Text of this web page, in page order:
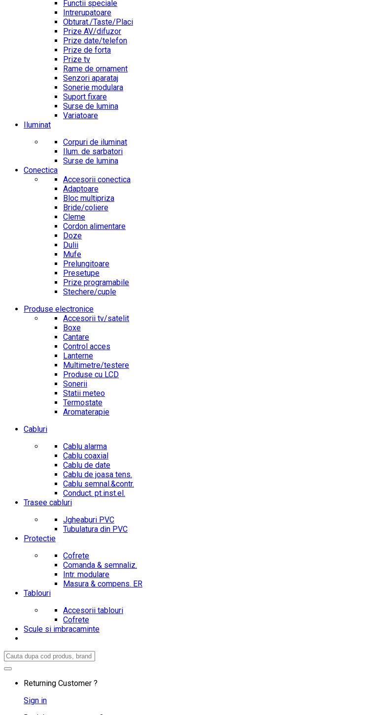
Functii speciale
Intrerupatoare
Obturat./Taste/Placi
Prize AV/difuzor
Prize date/telefon
Prize de forta
Prize tv
Rame de ornament
Senzori aparataj
Sonerie modulara
Suport fixare
Surse de lumina
Variatoare
Iluminat
Corpuri de iluminat
Ilum. de sarbatori
Surse de lumina
Conectica
Accesorii conectica
Adaptoare
Bloc multipriza
Bride/coliere
Cleme
Cordon alimentare
Doze
Dulii
Mufe
Prelungitoare
Presetupe
Prize programabile
Stechere/cuple
Produse electronice
Accesorii tv/satelit
Boxe
Cantare
Control acces
Lanterne
Multimetre/testere
Produse cu LCD
Sonerii
Statii meteo
Termostate
Aromaterapie
Cabluri
Cablu alarma
Cablu coaxial
Cablu de date
Cablu de joasa tens.
Cablu semnal.&contr.
Conduct. pt.inst.el.
Trasee cabluri
Jgheaburi PVC
Tubulatura din PVC
Protectie
Cofrete
Comanda & semnaliz.
Intr. modulare
Masura & compens. ER
Tablouri
Accesorii tablouri
Cofrete
Scule si imbracaminte
Search
for:
Returning Customer ?
Sign in